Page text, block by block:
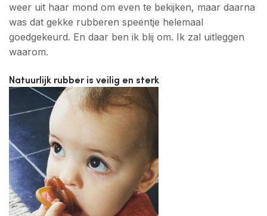
weer uit haar mond om even te bekijken, maar daarna
was dat gekke rubberen speentje helemaal
goedgekeurd. En daar ben ik blij om. Ik zal uitleggen
waarom.
Natuurlijk rubber is veilig en sterk